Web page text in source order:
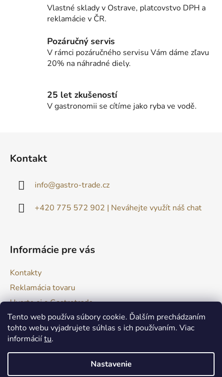
Tento web používa súbory cookie. Ďalším prechádzaním
tohto webu vyjadrujete súhlas s ich používaním. Viac
informáciítu.
Nastavenie
v
v
ý
p
u
Vlastné sklady v Ostrave, platcovstvo DPH a
reklamácie v ČR.
Pozáručný servis
V rámci pozáručného servisu Vám dáme zľavu
20% na náhradné diely.
25 let zkušeností
V gastronomii se cítíme jako ryba ve vodě.
Kontakt
info@gastro-trade.cz
+420 775 572 902 | Neváhejte využít náš chat
Informácie pre vás
Kontakty
Reklamácia tovaru
Uvarte si s Gastrotrade
Naše produkty - Tipy a triky
Obchodné podmienky